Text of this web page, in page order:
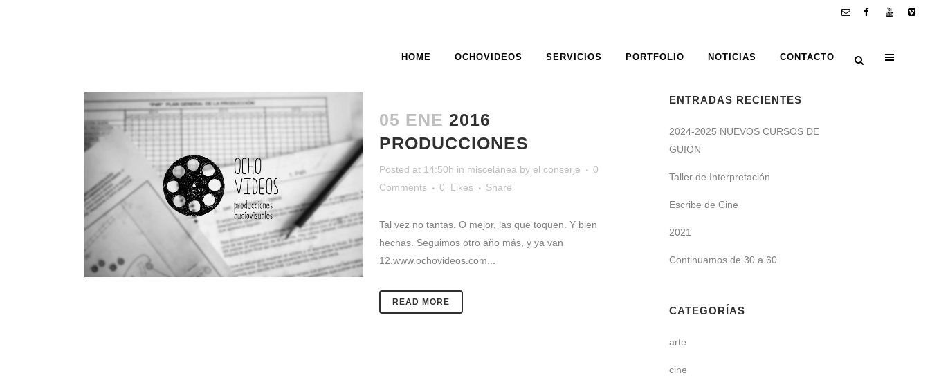
HOME OCHOVIDEOS SERVICIOS PORTFOLIO NOTICIAS CONTACTO
PRODUCCIONES TAG
05 ENE 2016
PRODUCCIONES
Posted at 14:50h in miscelánea by el conserje
0
Comments
0 Likes Share
Tal vez no tantas. O mejor, las que toquen. Y bien
hechas. Seguimos otro año más, y ya van
12.www.ochovideos.com...
READ MORE
ENTRADAS RECIENTES
2024-2025 NUEVOS CURSOS DE
GUION
Taller de Interpretación
Escribe de Cine
2021
Continuamos de 30 a 60
CATEGORÍAS
arte
cine